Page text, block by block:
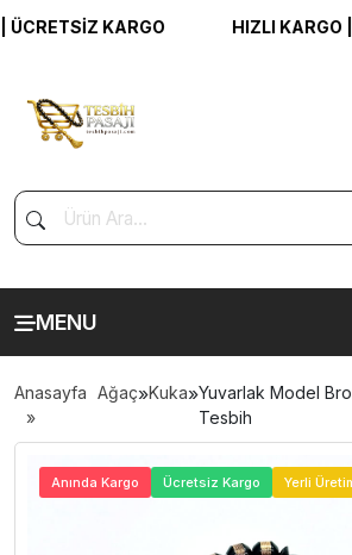
KARGO HIZLI KARGO |
MENU
Anasayfa Ağaç»Kuka»Yuvarlak Model
Tesbih
Anında Kargo Ücretsiz Kargo Yerli